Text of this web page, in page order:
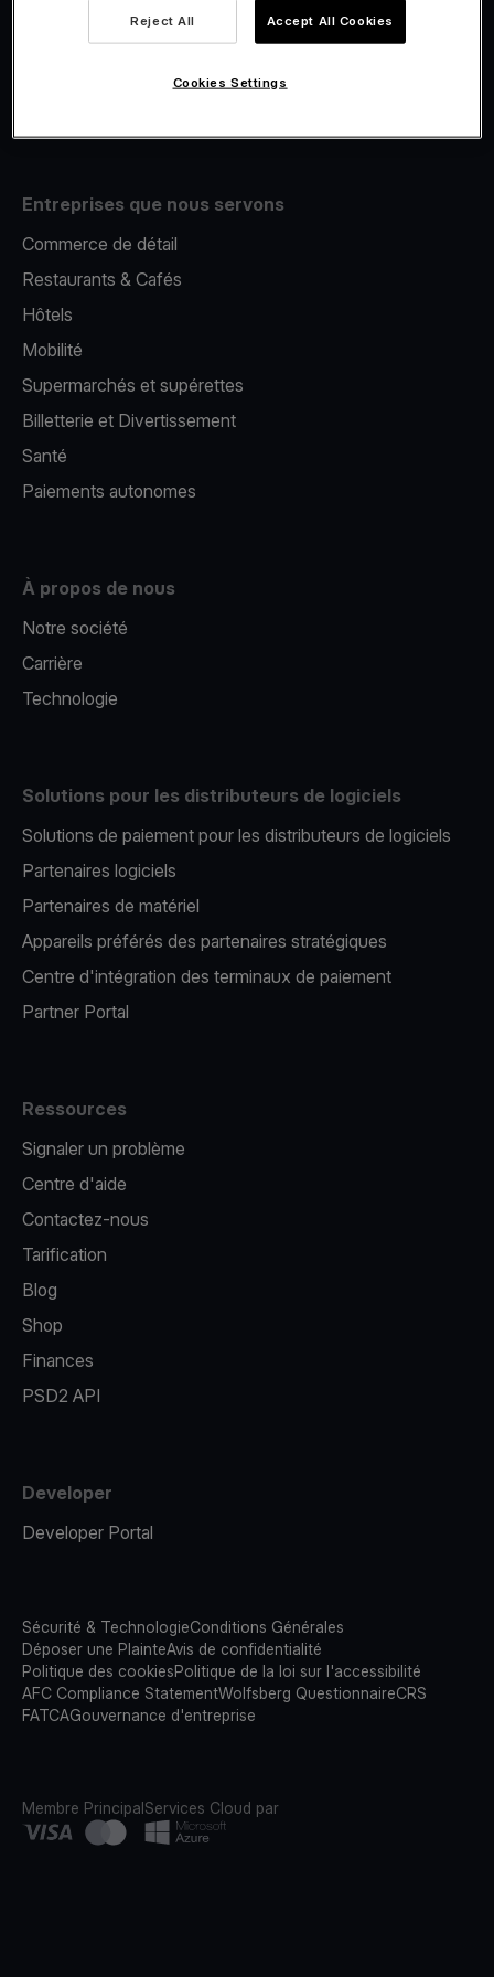
E-Reporting
Entreprises que nous servons
Commerce de détail
Restaurants & Cafés
Hôtels
Mobilité
Supermarchés et supérettes
Billetterie et Divertissement
Santé
Paiements autonomes
À propos de nous
Notre société
Carrière
Technologie
Solutions pour les distributeurs de logiciels
Solutions de paiement pour les distributeurs de logiciels
Partenaires logiciels
Partenaires de matériel
Appareils préférés des partenaires stratégiques
Centre d'intégration des terminaux de paiement
Partner Portal
Ressources
Signaler un problème
Centre d'aide
Contactez-nous
Tarification
Blog
Shop
Finances
PSD2 API
Developer
Developer Portal
Sécurité & TechnologieConditions Générales
Déposer une PlainteAvis de confidentialité
Politique des cookiesPolitique de la loi sur l'accessibilité
AFC Compliance StatementWolfsberg QuestionnaireCRS
FATCAGouvernance d'entreprise
Membre PrincipalServices Cloud par
Reject All Accept All Cookies
Cookies Settings